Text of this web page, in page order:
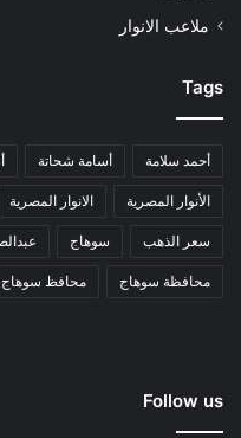
ملاعب الانوار
Tags
أحمد سلامة أسامة شحاتة
الأنوار المصرية الانوار المصرية
سعر الذهب سوهاج
محافظة سوهاج محافظ سوهاج
Follow us